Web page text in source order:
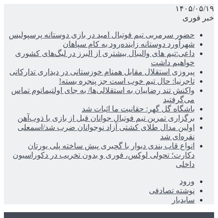
۱۴۰۵/۰۵/۱۹
خبر فوری
حضور سرمربی تیم فوتبال امید در بازی دوستانه پرسپولیس
شهرآورد دوستانه زاینده‌رود به کام سپاهان
داعی:تیم های والیبال بیشتری از البرز در لیگ‌های کشوری
خواهیم داشت
پیروزی استقلال مقابل همنام خوزستانی در دیداری تدارکاتی
تاجرنیا: حال تیم خوب است جز پنجره بسته!
واکنش تند رضاییان به استقلالی‌ها/ به جای اولتیماتوم تماس
می‌گرفتید
باشگاه گل گهر: حقانیت ما اثبات شد
برگزاری تمرین تیم فوتبال جوانان قبل از بازی با ذوب‌آهن
اولین مدال طلای کشتی آزاد نوجوانان ضرب شد/اسمعلی
نقره‌ای شد
انواع قاب بندی دیوار با گچبری پیش ساخته پلی یورتان
دکارت؛ تحولی لوکس، فوری و بدون تخریب در دکوراسیون
داخلی
ورود
نوشته تصادفی
سایدبار